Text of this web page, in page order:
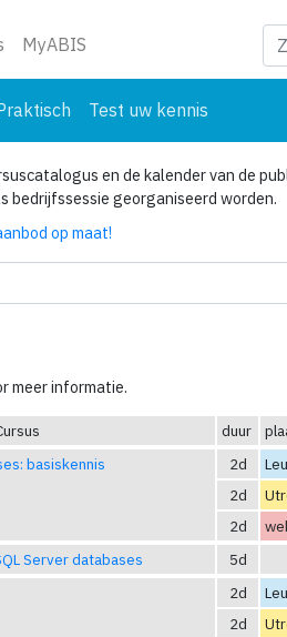
MyABIS
Test uw kennis
en de kalender van de
bedrijfssessie georganiseerd worden.
op maat!
meer informatie.
duur
basiskennis
2d
2d
2d
Server databases
5d
2d
2d